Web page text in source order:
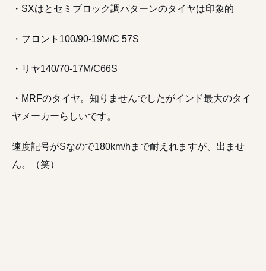
・SXはとセミブロック調パターンのタイヤは印象的
・フロント100/90-19M/C 57S
・リヤ140/70-17M/C66S
・MRFのタイヤ。知りませんでしたがインド最大のタイ
ヤメーカーらしいです。
速度記号がSなので180km/hまで耐えれますが、出ませ
ん。（笑）